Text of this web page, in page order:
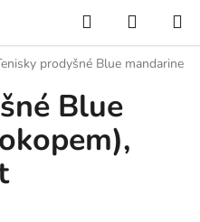
Hledat
KOŠÍK
prodyšné Blue mandarine
Blue